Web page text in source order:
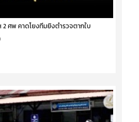
2 ศพ คาดโยงทีมยิงตำรวจตากใบ